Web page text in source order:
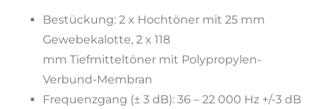
Bestückung: 2 x Hochtöner mit 25 mm
Gewebekalotte, 2 x 118
mm Tiefmitteltöner mit Polypropylen-
Verbund-Membran
Frequenzgang (± 3 dB): 36 – 22 000 Hz +/-3 dB